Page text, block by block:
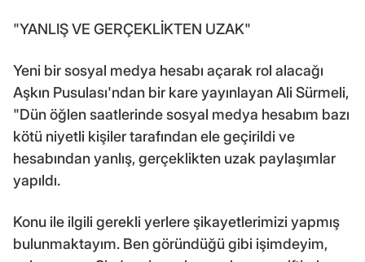
"YANLIŞ VE GERÇEKLİKTEN UZAK"
Yeni bir sosyal medya hesabı açarak rol alacağı
Aşkın Pusulası'ndan bir kare yayınlayan Ali Sürmeli,
"Dün öğlen saatlerinde sosyal medya hesabım bazı
kötü niyetli kişiler tarafından ele geçirildi ve
hesabından yanlış, gerçeklikten uzak paylaşımlar
yapıldı.
Konu ile ilgili gerekli yerlere şikayetlerimizi yapmış
bulunmaktayım. Ben göründüğü gibi işimdeyim,